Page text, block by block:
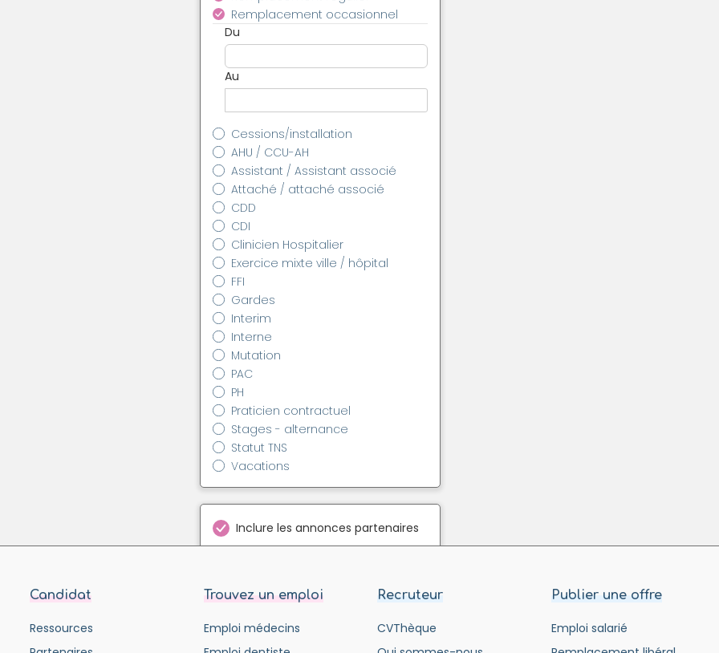
Remplacement occasionnel
Du
Au
Cessions/installation
AHU / CCU-AH
Assistant / Assistant associé
Attaché / attaché associé
CDD
CDI
Clinicien Hospitalier
Exercice mixte ville / hôpital
FFI
Gardes
Interim
Interne
Mutation
PAC
PH
Praticien contractuel
Stages - alternance
Statut TNS
Vacations
Inclure les annonces partenaires
Candidat
Ressources
Trouvez un emploi
Emploi médecins
Recruteur
CVThèque
Publier une offre
Emploi salarié